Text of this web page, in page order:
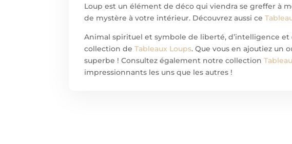
Loup est un élément de déco qui viendra se greffer à
de mystère à votre intérieur. Découvrez aussi ce
Animal spirituel et symbole de liberté, d’intelligence
collection deTableaux Loups. Que vous en ajoutiez un
superbe ! Consultez également notre collection
impressionnants les uns que les autres !